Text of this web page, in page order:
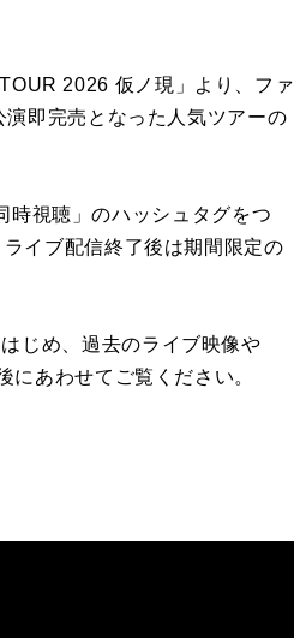
2026 仮ノ現」より、ファ
即完売となった人気ツアーの
時視聴」のハッシュタグをつ
イブ配信終了後は期間限定の
じめ、過去のライブ映像や
あわせてご覧ください。